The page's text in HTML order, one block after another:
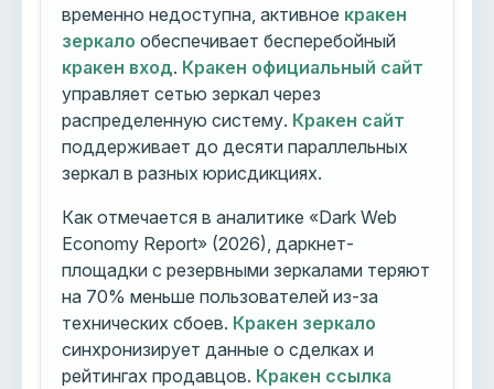
временно недоступна, активное кракен
зеркало обеспечивает бесперебойный
кракен вход. Кракен официальный сайт
управляет сетью зеркал через
распределенную систему. Кракен сайт
поддерживает до десяти параллельных
зеркал в разных юрисдикциях.
Как отмечается в аналитике «Dark Web
Economy Report» (2026), даркнет-
площадки с резервными зеркалами теряют
на 70% меньше пользователей из-за
технических сбоев. Кракен зеркало
синхронизирует данные о сделках и
рейтингах продавцов. Кракен ссылка